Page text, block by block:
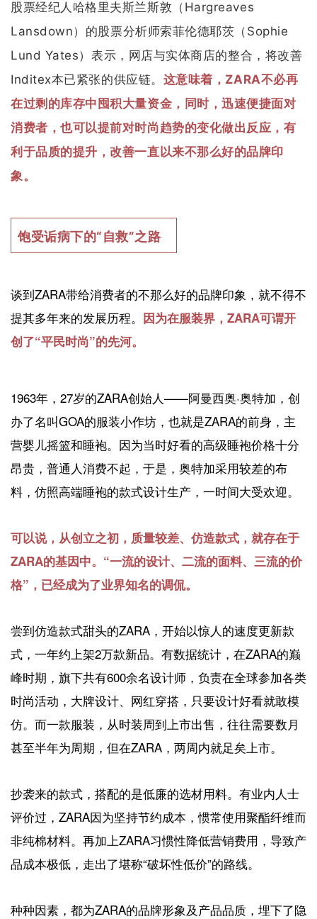
股票经纪人哈格里夫斯兰斯敦（Hargreaves
Lansdown）的股票分析师索菲伦德耶茨（Sophie
Lund Yates）表示，网店与实体商店的整合，将改善
Inditex本已紧张的供应链。 这意味着，ZARA不必再
在过剩的库存中囤积大量资金，同时，迅速便捷面对
消费者，也可以提前对时尚趋势的变化做出反应，有
利于品质的提升，改善一直以来不那么好的品牌印
象。
饱受诟病下的“自救”之路
谈到ZARA带给消费者的不那么好的品牌印象，就不得不
提其多年来的发展历程。 因为在服装界，ZARA可谓开
创了“平民时尚”的先河。
1963年，27岁的ZARA创始人——阿曼西奥·奥特加，创
办了名叫GOA的服装小作坊，也就是ZARA的前身，主
营婴儿摇篮和睡袍。因为当时好看的高级睡袍价格十分
昂贵，普通人消费不起，于是，奥特加采用较差的布
料，仿照高端睡袍的款式设计生产，一时间大受欢迎。
可以说，从创立之初，质量较差、仿造款式，就存在于
ZARA的基因中。“一流的设计、二流的面料、三流的价
格”，已经成为了业界知名的调侃。
尝到仿造款式甜头的ZARA，开始以惊人的速度更新款
式，一年约上架2万款新品。有数据统计，在ZARA的巅
峰时期，旗下共有600余名设计师，负责在全球参加各类
时尚活动，大牌设计、网红穿搭，只要设计好看就敢模
仿。而一款服装，从时装周到上市出售，往往需要数月
甚至半年为周期，但在ZARA，两周内就足矣上市。
抄袭来的款式，搭配的是低廉的选材用料。有业内人士
评价过，ZARA因为坚持节约成本，惯常使用聚酯纤维而
非纯棉材料。再加上ZARA习惯性降低营销费用，导致产
品成本极低，走出了堪称“破坏性低价”的路线。
种种因素，都为ZARA的品牌形象及产品品质，埋下了隐